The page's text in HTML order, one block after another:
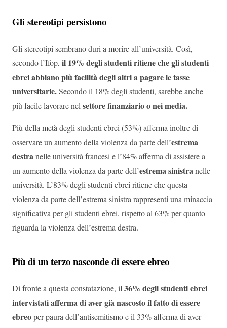
Gli stereotipi persistono
Gli stereotipi sembrano duri a morire all’università. Così,
secondo l’Ifop, il 19% degli studenti ritiene che gli studenti
ebrei abbiano più facilità degli altri a pagare le tasse
universitarie.Secondo il 18% degli studenti, sarebbe anche
più facile lavorare nelsettore finanziario o nei media.
Più della metà degli studenti ebrei (53%) afferma inoltre di
osservare un aumento della violenza da parte dell’estrema
destranelle università francesi e l’84% afferma di assistere a
un aumento della violenza da parte dell’estrema sinistranelle
università. L’83% degli studenti ebrei ritiene che questa
violenza da parte dell’estrema sinistra rappresenti una minaccia
significativa per gli studenti ebrei, rispetto al 63% per quanto
riguarda la violenza dell’estrema destra.
Più di un terzo nasconde di essere ebreo
Di fronte a questa constatazione, il 36% degli studenti ebrei
intervistati afferma di aver già nascosto il fatto di essere
ebreoper paura dell’antisemitismo e il 33% afferma di aver